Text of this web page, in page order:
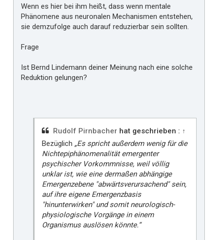
Wenn es hier bei ihm heißt, dass wenn mentale
Phänomene aus neuronalen Mechanismen entstehen,
sie demzufolge auch darauf reduzierbar sein sollten.
Frage
Ist Bernd Lindemann deiner Meinung nach eine solche
Reduktion gelungen?
Rudolf Pirnbacher hat geschrieben : ↑
Bezüglich „Es spricht außerdem wenig für die
Nichtepiphänomenalität emergenter
psychischer Vorkommnisse, weil völlig
unklar ist, wie eine dermaßen abhängige
Emergenzebene "abwärtsverursachend" sein,
auf ihre eigene Emergenzbasis
"hinunterwirken" und somit neurologisch-
physiologische Vorgänge in einem
Organismus auslösen könnte.“